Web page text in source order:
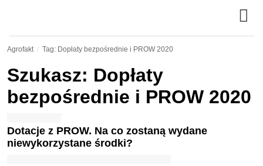
Agrofakt Tag: Dopłaty bezpośrednie i PROW 2020
Szukasz: Dopłaty
bezpośrednie i PROW 2020
Dotacje z PROW. Na co zostaną wydane
niewykorzystane środki?